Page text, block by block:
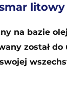
litowy
na bazie
został